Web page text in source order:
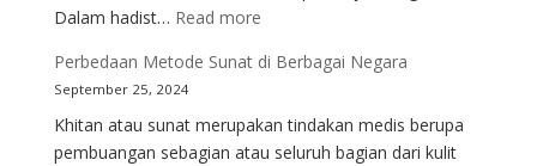
Dalam hadist… Read more:
untuk
Non-
Muslim:
Perbedaan Metode Sunat di Berbagai Negara
September 25, 2024
Khitan atau sunat merupakan tindakan medis berupa
pembuangan sebagian atau seluruh bagian dari kulit